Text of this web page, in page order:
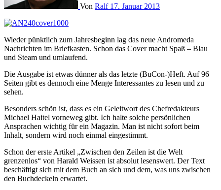
Von Ralf 17. Januar 2013
Wieder pünktlich zum Jahresbeginn lag das neue Andromeda
Nachrichten im Briefkasten. Schon das Cover macht Spaß – Blau
und Steam und umlaufend.
Die Ausgabe ist etwas dünner als das letzte (BuCon-)Heft. Auf 96
Seiten gibt es dennoch eine Menge Interessantes zu lesen und zu
sehen.
Besonders schön ist, dass es ein Geleitwort des Chefredakteurs
Michael Haitel vorneweg gibt. Ich halte solche persönlichen
Ansprachen wichtig für ein Magazin. Man ist nicht sofort beim
Inhalt, sondern wird noch einmal eingestimmt.
Schon der erste Artikel „Zwischen den Zeilen ist die Welt
grenzenlos“ von Harald Weissen ist absolut lesenswert. Der Text
beschäftigt sich mit dem Buch an sich und dem, was uns zwischen
den Buchdeckeln erwartet.